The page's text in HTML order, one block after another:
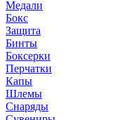
Медали
Бокс
Защита
Бинты
Боксерки
Перчатки
Капы
Шлемы
Снаряды